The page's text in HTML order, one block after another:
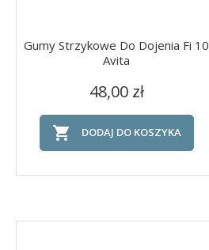
Szybki podgląd
Gumy Strzykowe Do Dojenia Fi 10
Avita
Cena
48,00 zł
 DODAJ DO KOSZYKA